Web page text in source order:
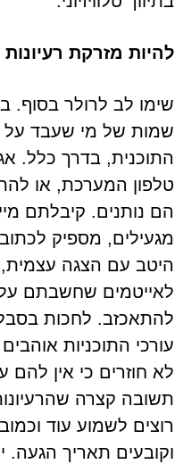
להיות מזרקת רעיונות
שימו לב לרולר בסוף.
שמות של מי שעבד על
התוכנית, בדרך כלל.
טלפון המערכת, או
הם נותנים. קיבלתם
מגעילים, מספיק
היטב עם הצגה עצמית,
לאייטמים שחשבתם
להתאכזב. לחכות
עורכי התוכניות
לא חוזרים כי אין
תשובה קצרה
רוצים לשמוע עוד
וקובעים תאריך